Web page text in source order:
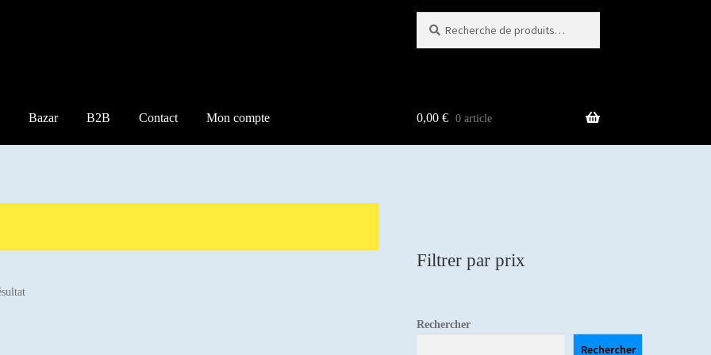
pour :
Bazar B2B Contact Mon compte 0,00 € 0 article
Filtrer par prix
Rechercher
Rechercher